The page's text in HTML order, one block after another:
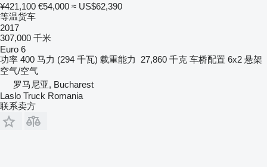
¥421,100 €54,000 ≈ US$62,390
等温货车
2017
307,000 千米
Euro 6
功率 400 马力 (294 千瓦) 载重能力 27,860 千克 车桥配置 6x2 悬架
空气/空气
罗马尼亚, Bucharest
Laslo Truck Romania
联系卖方